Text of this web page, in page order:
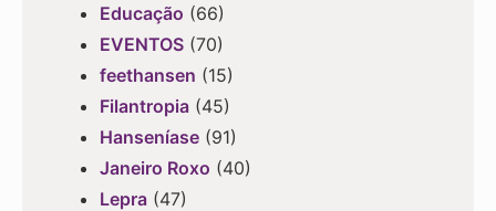
Educação (66)
EVENTOS (70)
feethansen (15)
Filantropia (45)
Hanseníase (91)
Janeiro Roxo (40)
Lepra (47)